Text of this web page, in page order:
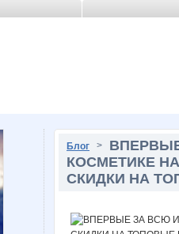
Блог >
КОСМЕТИКЕ
СКИДКИ НА